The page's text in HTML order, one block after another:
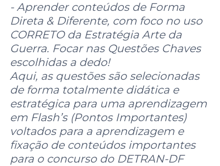
- Aprender conteúdos de Forma
Direta & Diferente, com foco no uso
CORRETO da Estratégia Arte da
Guerra. Focar nas Questões Chaves
escolhidas a dedo!
Aqui, as questões são selecionadas
de forma totalmente didática e
estratégica para uma aprendizagem
em Flash’s (Pontos Importantes)
voltados para a aprendizagem e
fixação de conteúdos importantes
para o concurso do DETRAN-DF